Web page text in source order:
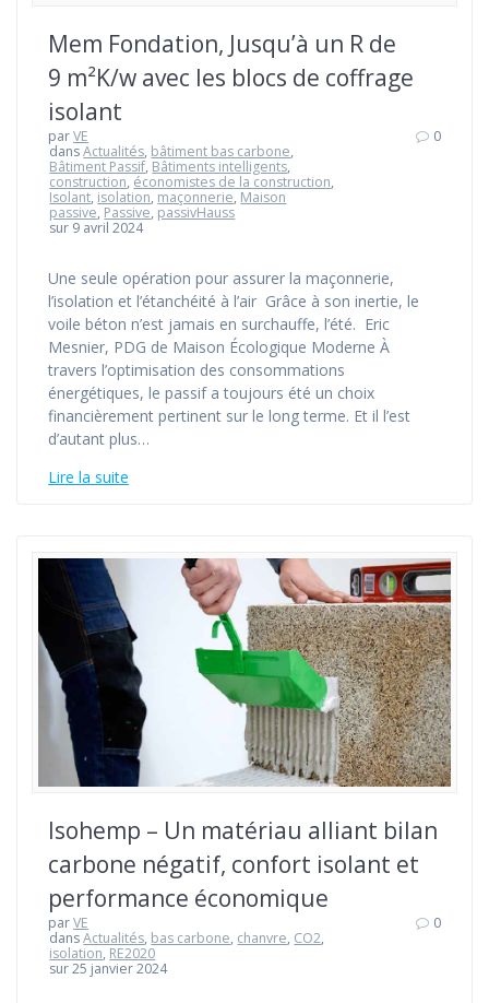
Mem Fondation, Jusqu’à un R de
9 m²K/w avec les blocs de coffrage
isolant
parVE
dansActualités, bâtiment bas carbone,
Bâtiment Passif, Bâtiments intelligents,
construction, économistes de la construction,
Isolant, isolation, maçonnerie, Maison
passive, Passive, passivHauss
sur 9 avril 2024
0
Une seule opération pour assurer la maçonnerie,
l’isolation et l’étanchéité à l’air Grâce à son inertie, le
voile béton n’est jamais en surchauffe, l’été. Eric
Mesnier, PDG de Maison Écologique Moderne À
travers l’optimisation des consommations
énergétiques, le passif a toujours été un choix
financièrement pertinent sur le long terme. Et il l’est
d’autant plus…
Lire la suite
Isohemp – Un matériau alliant bilan
carbone négatif, confort isolant et
performance économique
parVE
dansActualités, bas carbone, chanvre, CO2,
isolation, RE2020
sur 25 janvier 2024
0